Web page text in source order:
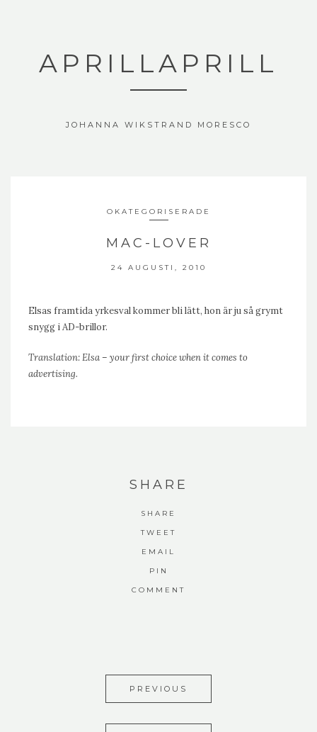
APRILLAPRILL
JOHANNA WIKSTRAND MORESCO
OKATEGORISERADE
MAC-LOVER
24 AUGUSTI, 2010
Elsas framtida yrkesval kommer bli lätt, hon är ju så grymt
snygg i AD-brillor.
Translation: Elsa – your first choice when it comes to
advertising.
SHARE
SHARE
TWEET
EMAIL
PIN
COMMENT
PREVIOUS